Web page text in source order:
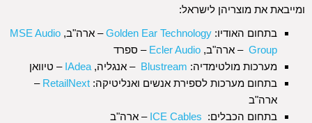
ומייבאת את מוצריהן לישראל:
בתחום האודיו: Golden Ear Technology– ארה"ב, MSE Audio
Group – ארה"ב, Ecler Audio – ספרד
מערכות מולטימדיה: Blustream – אנגליה, IAdea – טיוואן
בתחום מערכות לספירת אנשים ואנליטיקה: RetailNext
–
ארה"ב
בתחום הכבלים:
– ארה"ב